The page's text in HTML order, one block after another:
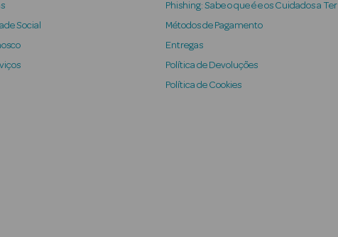
Social
Phishing: Sabe o que é e os Cuidados a Ter
Métodos de Pagamento
Entregas
Política de Devoluções
Política de Cookies